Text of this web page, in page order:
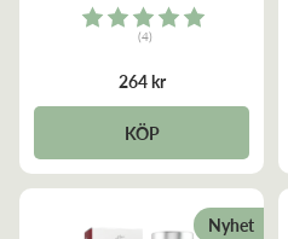
Rating:
(4)
264 kr
KÖP
Nyhet